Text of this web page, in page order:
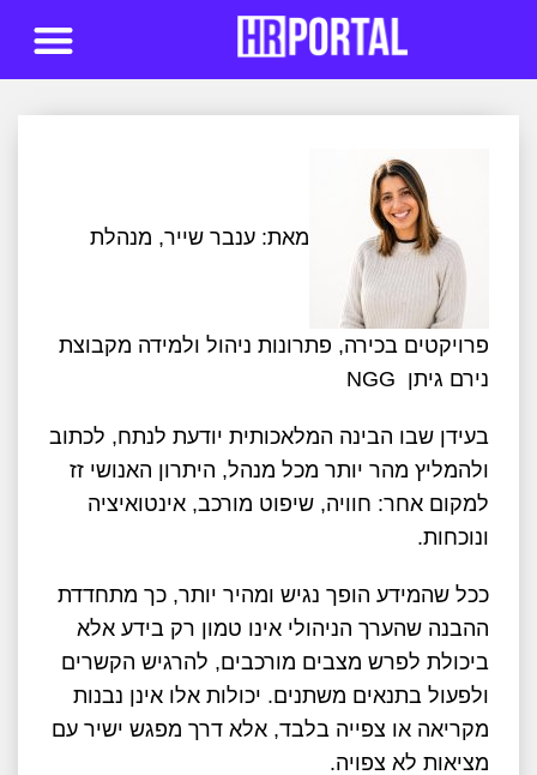
מאת: ענבר שייר, מנהלת
פרויקטים בכירה, פתרונות ניהול ולמידה מקבוצת
נירם גיתן NGG
בעידן שבו הבינה המלאכותית יודעת לנתח, לכתוב
ולהמליץ מהר יותר מכל מנהל, היתרון האנושי זז
למקום אחר: חוויה, שיפוט מורכב, אינטואיציה
ונוכחות.
ככל שהמידע הופך נגיש ומהיר יותר, כך מתחדדת
ההבנה שהערך הניהולי אינו טמון רק בידע אלא
ביכולת לפרש מצבים מורכבים, להרגיש הקשרים
ולפעול בתנאים משתנים. יכולות אלו אינן נבנות
מקריאה או צפייה בלבד, אלא דרך מפגש ישיר עם
מציאות לא צפויה.